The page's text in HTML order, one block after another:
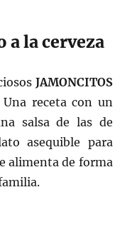
a la cerveza
JAMONCITOS
Una receta con un
salsa de las de
asequible para
alimenta de forma